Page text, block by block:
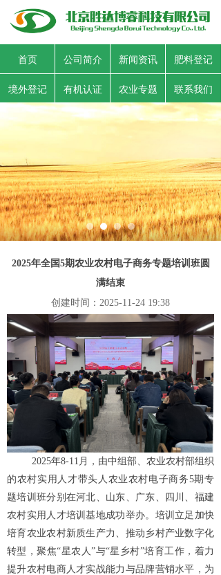
首页 公司简介 新闻资讯 肥料登记
境外登记 有机认证 农业专题 联系我们
2025年全国5期农业农村电子商务专题培训班圆
满结束
2025年8-11月，由中组部、农业农村部组织
的农村实用人才带头人农业农村电子商务5期专
题培训班分别在河北、山东、广东、四川、福建
农村实用人才培训基地成功举办。培训立足加快
培育农业农村新质生产力、推动乡村产业数字化
转型，聚焦“星农人”与“星乡村”培育工作，着力
提升农村电商人才实战能力与品牌营销水平，为
创建时间： 2025-11-24 19:38